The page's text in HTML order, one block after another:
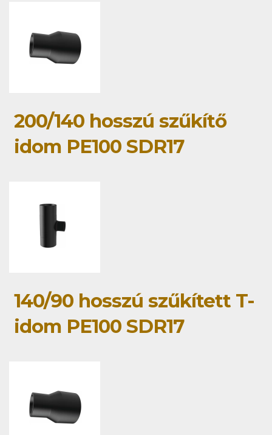
200/140 hosszú szűkítő
idom PE100 SDR17
140/90 hosszú szűkített T-
idom PE100 SDR17